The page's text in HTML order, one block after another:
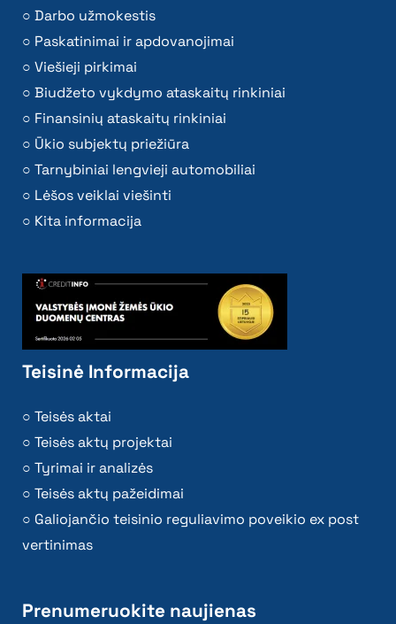
Darbo užmokestis
Paskatinimai ir apdovanojimai
Viešieji pirkimai
Biudžeto vykdymo ataskaitų rinkiniai
Finansinių ataskaitų rinkiniai
Ūkio subjektų priežiūra
Tarnybiniai lengvieji automobiliai
Lėšos veiklai viešinti
Kita informacija
Teisinė Informacija
Teisės aktai
Teisės aktų projektai
Tyrimai ir analizės
Teisės aktų pažeidimai
Galiojančio teisinio reguliavimo poveikio ex post
vertinimas
Prenumeruokite naujienas